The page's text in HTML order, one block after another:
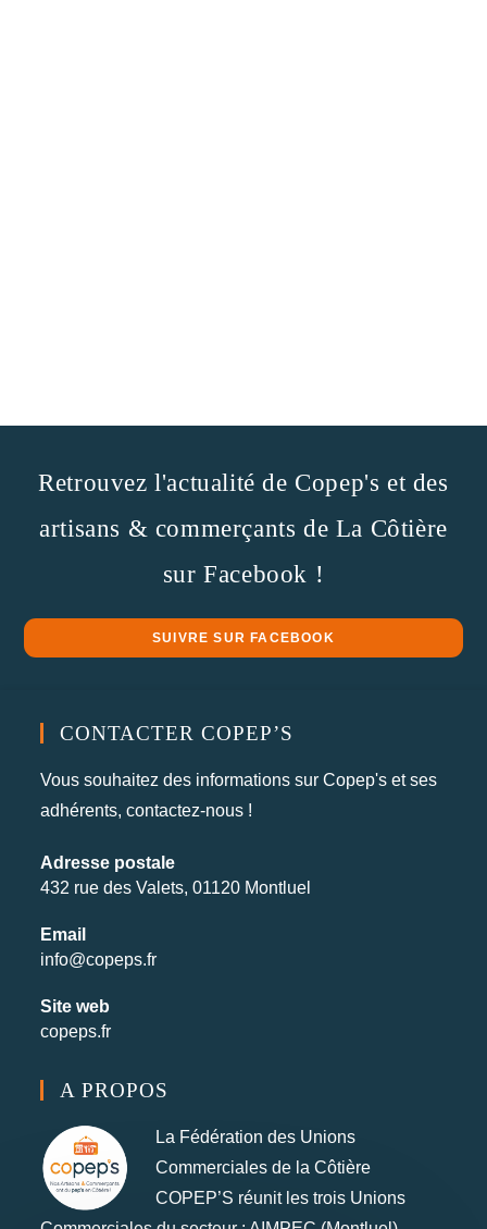
Retrouvez l'actualité de Copep's et des
artisans & commerçants de La Côtière
sur Facebook !
SUIVRE SUR FACEBOOK
CONTACTER COPEP’S
Vous souhaitez des informations sur Copep's et ses
adhérents, contactez-nous !
Adresse postale
432 rue des Valets, 01120 Montluel
Email
info@copeps.fr
Site web
copeps.fr
A PROPOS
La Fédération des Unions
Commerciales de la Côtière
COPEP’S réunit les trois Unions